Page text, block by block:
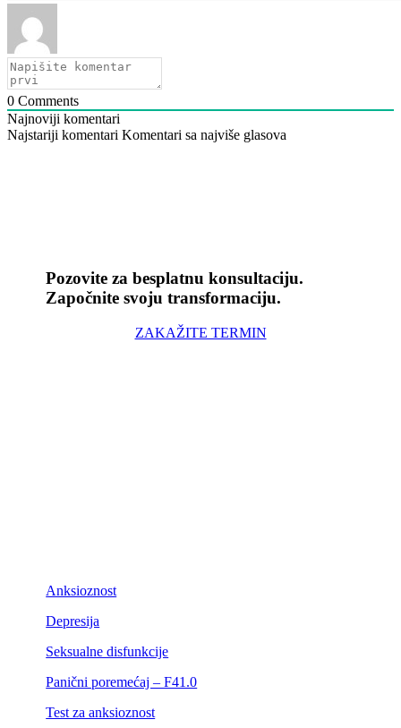
0 Comments
Najnoviji komentari
Najstariji komentari Komentari sa najviše glasova
Pozovite za besplatnu konsultaciju.
Započnite svoju transformaciju.
ZAKAŽITE TERMIN
Anksioznost
Depresija
Seksualne disfunkcije
Panični poremećaj – F41.0
Test za anksioznost